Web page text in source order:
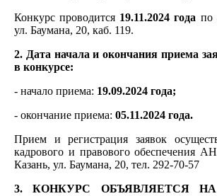
Конкурс проводится 19.11.2024 года по
ул. Баумана, 20, каб. 119.
2. Дата начала и окончания приема
в конкурсе:
- начало приема: 19.09.2024 года;
- окончание приема: 05.11.2024 года.
Прием и регистрация заявок
кадрового и правового обеспечения
Казань, ул. Баумана, 20, тел. 292-70-57
3. КОНКУРС ОБЪЯВЛЯЕТСЯ